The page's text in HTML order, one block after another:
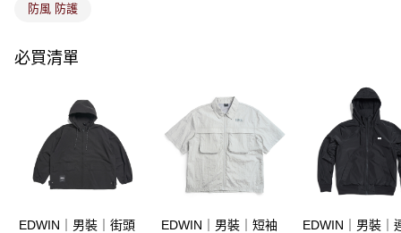
防風 防護
必買清單
EDWIN｜男裝｜街頭
EDWIN｜男裝｜短袖
EDWIN｜男裝｜